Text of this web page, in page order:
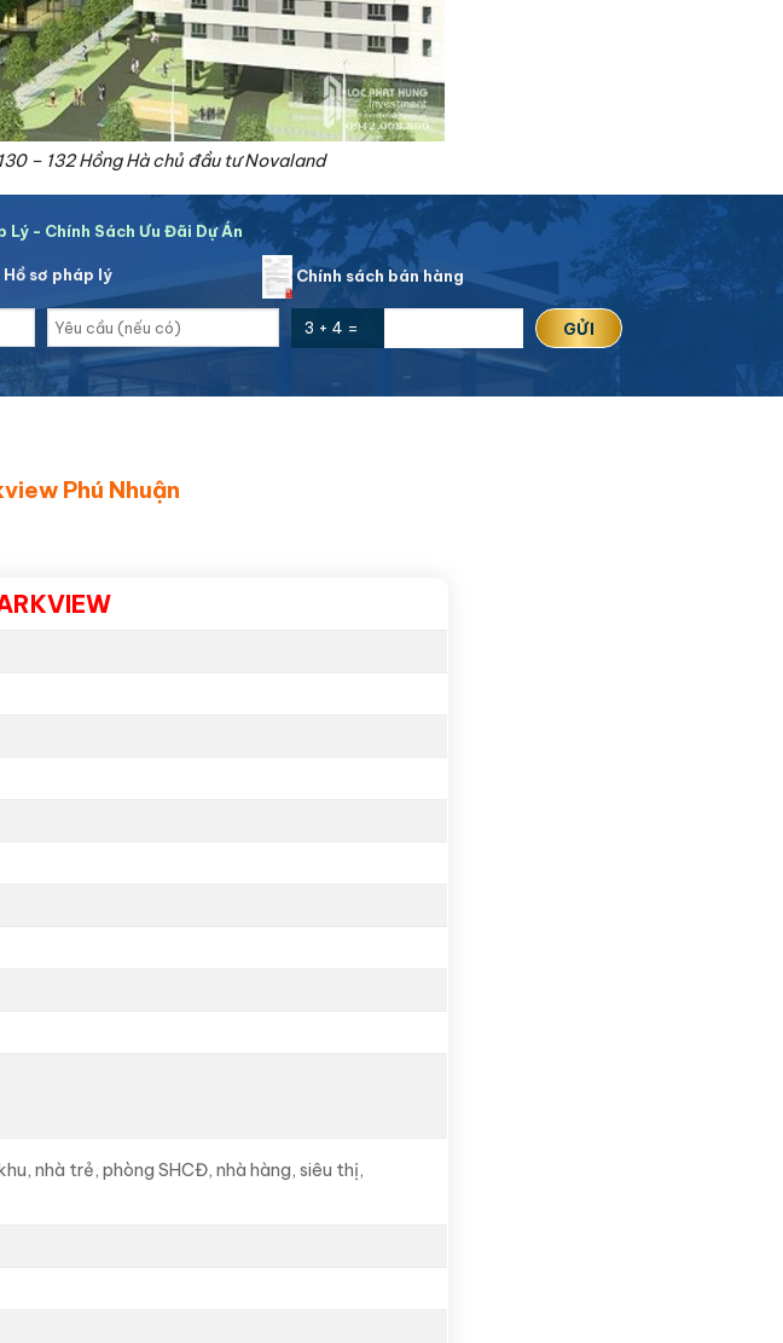
– 132 Hồng Hà chủ đầu tư Novaland
Lý - Chính Sách Ưu Đãi Dự Án
Hồ sơ pháp lý Chính sách bán hàng
3 + 4 =
Phú Nhuận
nhà trẻ, phòng SHCĐ, nhà hàng, siêu thị,